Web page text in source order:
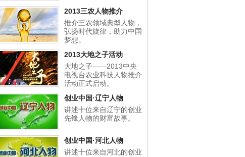
2013三农人物推介
推介三农领域典型人物，
弘扬时代旋律，助力中国
梦想。
2013大地之子活动
大地之子——2013中央
电视台农业科技人物推介
活动正式启动。
创业中国·辽宁人物
讲述十位来自辽宁的创业
先锋人物的财富故事。
创业中国·河北人物
讲述十位来自河北的创业